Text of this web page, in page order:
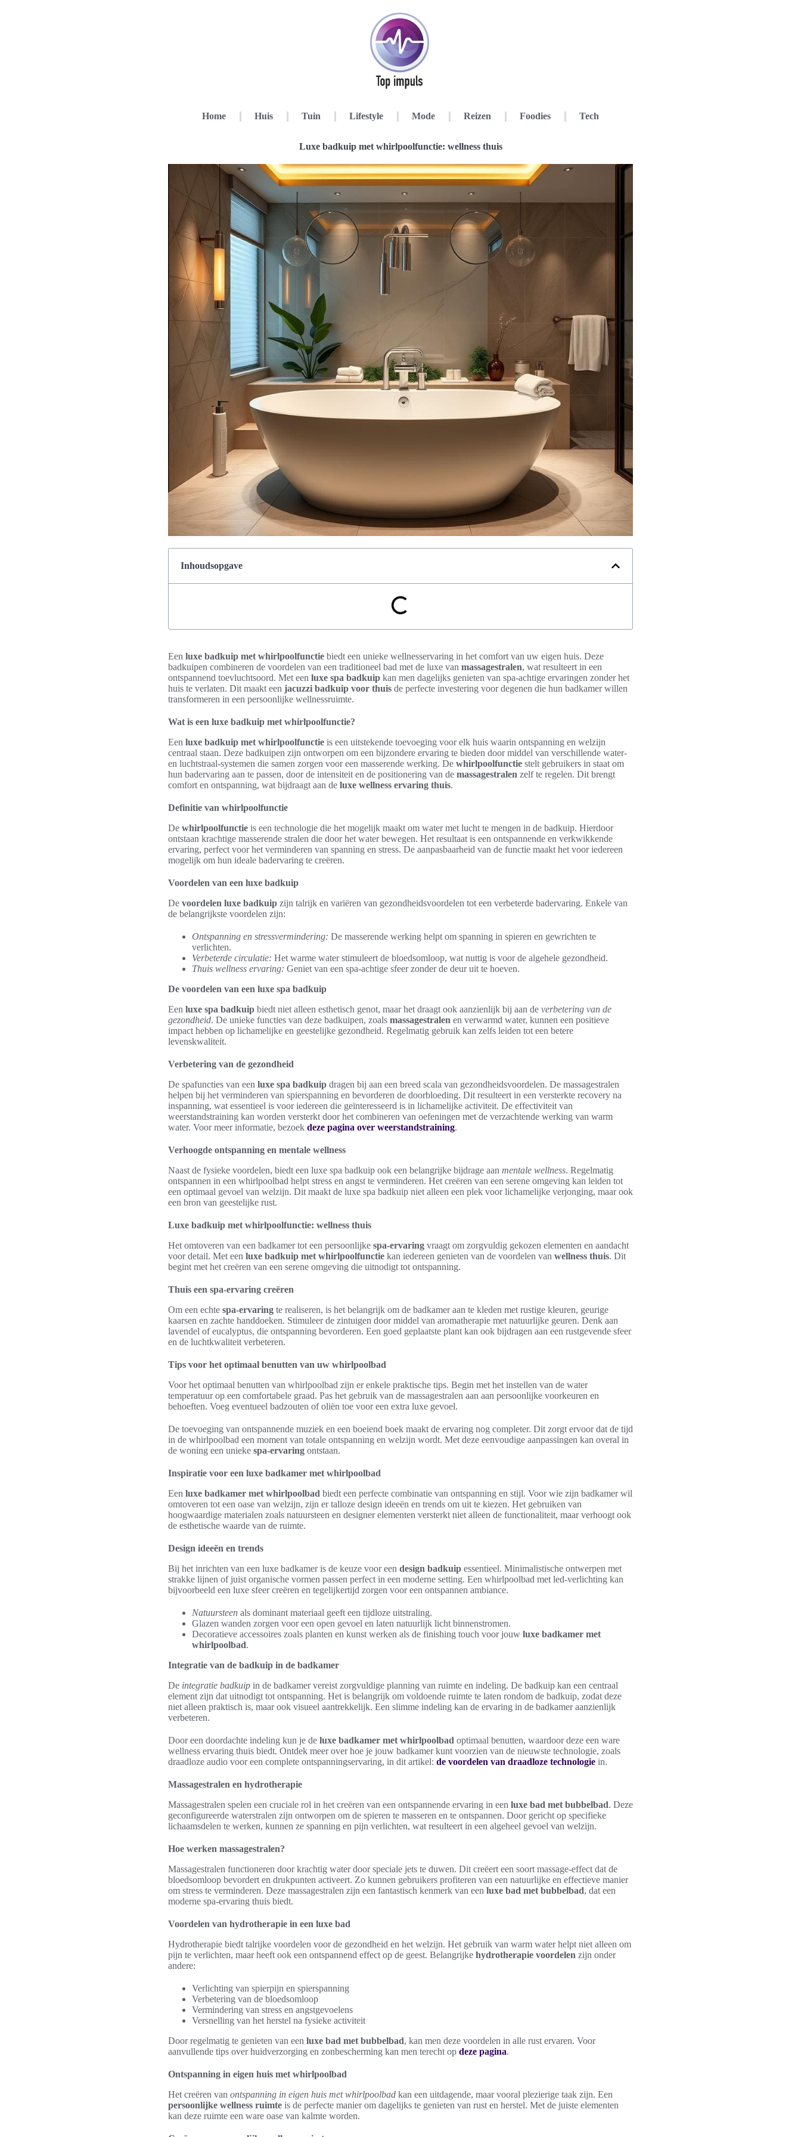
Home Huis Tuin Lifestyle Mode Reizen Foodies Tech
Luxe badkuip met whirlpoolfunctie: wellness thuis
Inhoudsopgave
Een luxe badkuip met whirlpoolfunctie biedt een unieke wellnesservaring in het comfort van uw eigen huis. Deze
badkuipen combineren de voordelen van een traditioneel bad met de luxe van massagestralen, wat resulteert in een
ontspannend toevluchtsoord. Met een luxe spa badkuip kan men dagelijks genieten van spa-achtige ervaringen zonder het
huis te verlaten. Dit maakt een jacuzzi badkuip voor thuis de perfecte investering voor degenen die hun badkamer willen
transformeren in een persoonlijke wellnessruimte.
Wat is een luxe badkuip met whirlpoolfunctie?
Een luxe badkuip met whirlpoolfunctie is een uitstekende toevoeging voor elk huis waarin ontspanning en welzijn
centraal staan. Deze badkuipen zijn ontworpen om een bijzondere ervaring te bieden door middel van verschillende water-
en luchtstraal-systemen die samen zorgen voor een masserende werking. De whirlpoolfunctie stelt gebruikers in staat om
hun badervaring aan te passen, door de intensiteit en de positionering van de massagestralen zelf te regelen. Dit brengt
comfort en ontspanning, wat bijdraagt aan de luxe wellness ervaring thuis.
Definitie van whirlpoolfunctie
De whirlpoolfunctie is een technologie die het mogelijk maakt om water met lucht te mengen in de badkuip. Hierdoor
ontstaan krachtige masserende stralen die door het water bewegen. Het resultaat is een ontspannende en verkwikkende
ervaring, perfect voor het verminderen van spanning en stress. De aanpasbaarheid van de functie maakt het voor iedereen
mogelijk om hun ideale badervaring te creëren.
Voordelen van een luxe badkuip
De voordelen luxe badkuip zijn talrijk en variëren van gezondheidsvoordelen tot een verbeterde badervaring. Enkele van
de belangrijkste voordelen zijn:
Ontspanning en stressvermindering: De masserende werking helpt om spanning in spieren en gewrichten te
verlichten.
Verbeterde circulatie: Het warme water stimuleert de bloedsomloop, wat nuttig is voor de algehele gezondheid.
Thuis wellness ervaring: Geniet van een spa-achtige sfeer zonder de deur uit te hoeven.
De voordelen van een luxe spa badkuip
Een luxe spa badkuip biedt niet alleen esthetisch genot, maar het draagt ook aanzienlijk bij aan de verbetering van de
gezondheid. De unieke functies van deze badkuipen, zoals massagestralen en verwarmd water, kunnen een positieve
impact hebben op lichamelijke en geestelijke gezondheid. Regelmatig gebruik kan zelfs leiden tot een betere
levenskwaliteit.
Verbetering van de gezondheid
De spafuncties van een luxe spa badkuip dragen bij aan een breed scala van gezondheidsvoordelen. De massagestralen
helpen bij het verminderen van spierspanning en bevorderen de doorbloeding. Dit resulteert in een versterkte recovery na
inspanning, wat essentieel is voor iedereen die geïnteresseerd is in lichamelijke activiteit. De effectiviteit van
weerstandstraining kan worden versterkt door het combineren van oefeningen met de verzachtende werking van warm
water. Voor meer informatie, bezoek deze pagina over weerstandstraining.
Verhoogde ontspanning en mentale wellness
Naast de fysieke voordelen, biedt een luxe spa badkuip ook een belangrijke bijdrage aan mentale wellness. Regelmatig
ontspannen in een whirlpoolbad helpt stress en angst te verminderen. Het creëren van een serene omgeving kan leiden tot
een optimaal gevoel van welzijn. Dit maakt de luxe spa badkuip niet alleen een plek voor lichamelijke verjonging, maar ook
een bron van geestelijke rust.
Luxe badkuip met whirlpoolfunctie: wellness thuis
Het omtoveren van een badkamer tot een persoonlijke spa-ervaring vraagt om zorgvuldig gekozen elementen en aandacht
voor detail. Met een luxe badkuip met whirlpoolfunctie kan iedereen genieten van de voordelen van wellness thuis. Dit
begint met het creëren van een serene omgeving die uitnodigt tot ontspanning.
Thuis een spa-ervaring creëren
Om een echte spa-ervaring te realiseren, is het belangrijk om de badkamer aan te kleden met rustige kleuren, geurige
kaarsen en zachte handdoeken. Stimuleer de zintuigen door middel van aromatherapie met natuurlijke geuren. Denk aan
lavendel of eucalyptus, die ontspanning bevorderen. Een goed geplaatste plant kan ook bijdragen aan een rustgevende sfeer
en de luchtkwaliteit verbeteren.
Tips voor het optimaal benutten van uw whirlpoolbad
Voor het optimaal benutten van whirlpoolbad zijn er enkele praktische tips. Begin met het instellen van de water
temperatuur op een comfortabele graad. Pas het gebruik van de massagestralen aan aan persoonlijke voorkeuren en
behoeften. Voeg eventueel badzouten of oliën toe voor een extra luxe gevoel.
De toevoeging van ontspannende muziek en een boeiend boek maakt de ervaring nog completer. Dit zorgt ervoor dat de tijd
in de whirlpoolbad een moment van totale ontspanning en welzijn wordt. Met deze eenvoudige aanpassingen kan overal in
de woning een unieke spa-ervaring ontstaan.
Inspiratie voor een luxe badkamer met whirlpoolbad
Een luxe badkamer met whirlpoolbad biedt een perfecte combinatie van ontspanning en stijl. Voor wie zijn badkamer wil
omtoveren tot een oase van welzijn, zijn er talloze design ideeën en trends om uit te kiezen. Het gebruiken van
hoogwaardige materialen zoals natuursteen en designer elementen versterkt niet alleen de functionaliteit, maar verhoogt ook
de esthetische waarde van de ruimte.
Design ideeën en trends
Bij het inrichten van een luxe badkamer is de keuze voor een design badkuip essentieel. Minimalistische ontwerpen met
strakke lijnen of juist organische vormen passen perfect in een moderne setting. Een whirlpoolbad met led-verlichting kan
bijvoorbeeld een luxe sfeer creëren en tegelijkertijd zorgen voor een ontspannen ambiance.
Natuursteen als dominant materiaal geeft een tijdloze uitstraling.
Glazen wanden zorgen voor een open gevoel en laten natuurlijk licht binnenstromen.
Decoratieve accessoires zoals planten en kunst werken als de finishing touch voor jouw luxe badkamer met
whirlpoolbad.
Integratie van de badkuip in de badkamer
De integratie badkuip in de badkamer vereist zorgvuldige planning van ruimte en indeling. De badkuip kan een centraal
element zijn dat uitnodigt tot ontspanning. Het is belangrijk om voldoende ruimte te laten rondom de badkuip, zodat deze
niet alleen praktisch is, maar ook visueel aantrekkelijk. Een slimme indeling kan de ervaring in de badkamer aanzienlijk
verbeteren.
Door een doordachte indeling kun je de luxe badkamer met whirlpoolbad optimaal benutten, waardoor deze een ware
wellness ervaring thuis biedt. Ontdek meer over hoe je jouw badkamer kunt voorzien van de nieuwste technologie, zoals
draadloze audio voor een complete ontspanningservaring, in dit artikel: de voordelen van draadloze technologie in.
Massagestralen en hydrotherapie
Massagestralen spelen een cruciale rol in het creëren van een ontspannende ervaring in een luxe bad met bubbelbad. Deze
geconfigureerde waterstralen zijn ontworpen om de spieren te masseren en te ontspannen. Door gericht op specifieke
lichaamsdelen te werken, kunnen ze spanning en pijn verlichten, wat resulteert in een algeheel gevoel van welzijn.
Hoe werken massagestralen?
Massagestralen functioneren door krachtig water door speciale jets te duwen. Dit creëert een soort massage-effect dat de
bloedsomloop bevordert en drukpunten activeert. Zo kunnen gebruikers profiteren van een natuurlijke en effectieve manier
om stress te verminderen. Deze massagestralen zijn een fantastisch kenmerk van een luxe bad met bubbelbad, dat een
moderne spa-ervaring thuis biedt.
Voordelen van hydrotherapie in een luxe bad
Hydrotherapie biedt talrijke voordelen voor de gezondheid en het welzijn. Het gebruik van warm water helpt niet alleen om
pijn te verlichten, maar heeft ook een ontspannend effect op de geest. Belangrijke hydrotherapie voordelen zijn onder
andere:
Verlichting van spierpijn en spierspanning
Verbetering van de bloedsomloop
Vermindering van stress en angstgevoelens
Versnelling van het herstel na fysieke activiteit
Door regelmatig te genieten van een luxe bad met bubbelbad, kan men deze voordelen in alle rust ervaren. Voor
aanvullende tips over huidverzorging en zonbescherming kan men terecht op deze pagina.
Ontspanning in eigen huis met whirlpoolbad
Het creëren van ontspanning in eigen huis met whirlpoolbad kan een uitdagende, maar vooral plezierige taak zijn. Een
persoonlijke wellness ruimte is de perfecte manier om dagelijks te genieten van rust en herstel. Met de juiste elementen
kan deze ruimte een ware oase van kalmte worden.